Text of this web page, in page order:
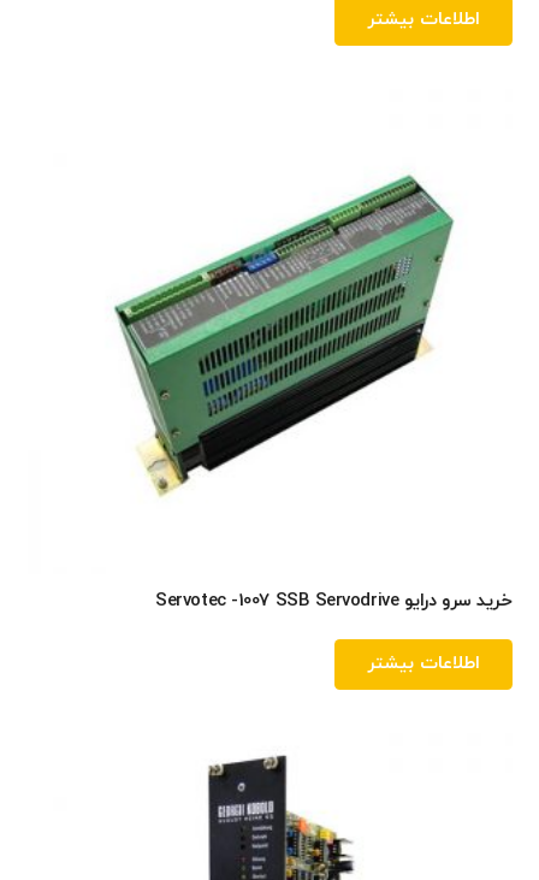
اطلاعات بیشتر
خرید سرو درایو Servotec -1007 SSB Servodrive
اطلاعات بیشتر